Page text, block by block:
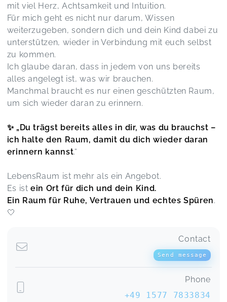
mit viel Herz, Achtsamkeit und Intuition.
Für mich geht es nicht nur darum, Wissen
weiterzugeben, sondern dich und dein Kind dabei zu
unterstützen, wieder in Verbindung mit euch selbst
zu kommen.
Ich glaube daran, dass in jedem von uns bereits
alles angelegt ist, was wir brauchen.
Manchmal braucht es nur einen geschützten Raum,
um sich wieder daran zu erinnern.
✨ „Du trägst bereits alles in dir, was du brauchst –
ich halte den Raum, damit du dich wieder daran
erinnern kannst.“
LebensRaum ist mehr als ein Angebot.
Es ist ein Ort für dich und dein Kind.
Ein Raum für Ruhe, Vertrauen und echtes Spüren.
🤍
Contact
Send message
Phone
+49 1577 7833834